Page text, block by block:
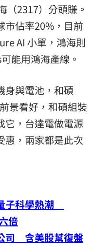
（2317）分頭賺。
市佔率20%，目前
AI 小單，鴻海則
能用鴻海產線。
身與電池，和碩
景看好，和碩組裝
它，台達電做電源
惠，兩家都是此次
子科學熱潮
倍
司 含美股幫復盤